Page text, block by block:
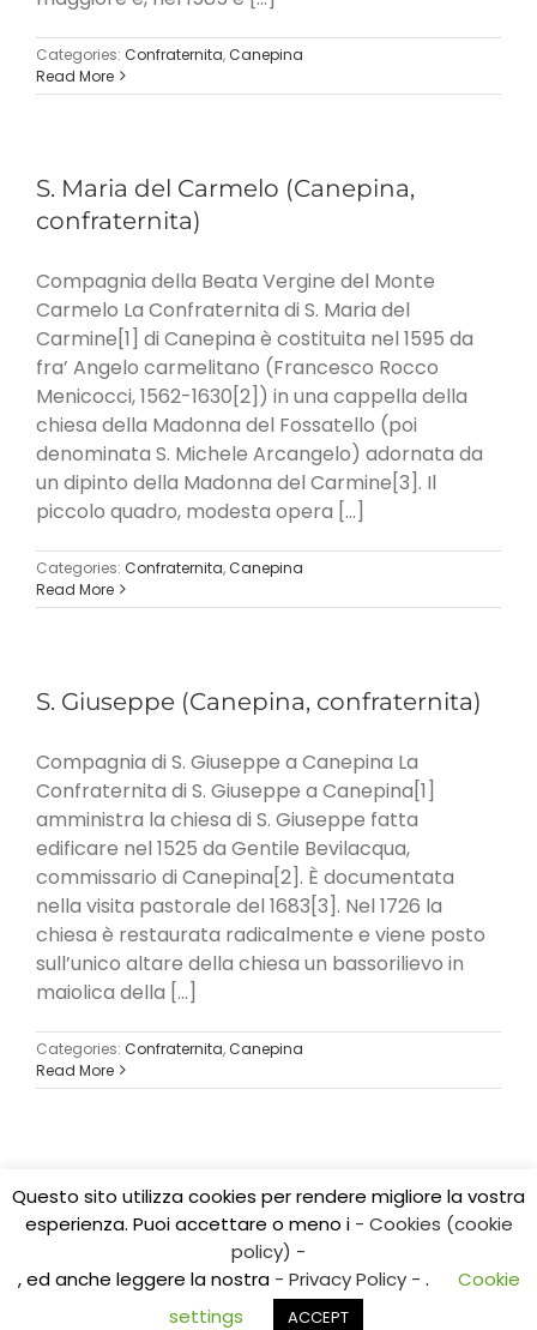
Categories: Confraternita,Canepina
Read More
S. Maria del Carmelo (Canepina,
confraternita)
Compagnia della Beata Vergine del Monte
Carmelo La Confraternita di S. Maria del
Carmine[1] di Canepina è costituita nel 1595 da
fra’ Angelo carmelitano (Francesco Rocco
Menicocci, 1562-1630[2]) in una cappella della
chiesa della Madonna del Fossatello (poi
denominata S. Michele Arcangelo) adornata da
un dipinto della Madonna del Carmine[3]. Il
piccolo quadro, modesta opera [...]
Categories: Confraternita,Canepina
Read More
S. Giuseppe (Canepina, confraternita)
Compagnia di S. Giuseppe a Canepina La
Confraternita di S. Giuseppe a Canepina[1]
amministra la chiesa di S. Giuseppe fatta
edificare nel 1525 da Gentile Bevilacqua,
commissario di Canepina[2]. È documentata
nella visita pastorale del 1683[3]. Nel 1726 la
chiesa è restaurata radicalmente e viene posto
sull’unico altare della chiesa un bassorilievo in
maiolica della [...]
Categories: Confraternita,Canepina
Read More
Copyright 2017 CEDIDO v.2.3 | All Rights Reserved | Tel.
0761/325584
E-mail: cedidoviterbo@gmail.com | E-mail:
centroricerchealtolazio@gmail.com
Questo sito utilizza cookies per rendere migliore la vostra
esperienza. Puoi accettare o meno i - Cookies (cookie
policy) -
, ed anche leggere la nostra - Privacy Policy - .
Cookie
settings
ACCEPT